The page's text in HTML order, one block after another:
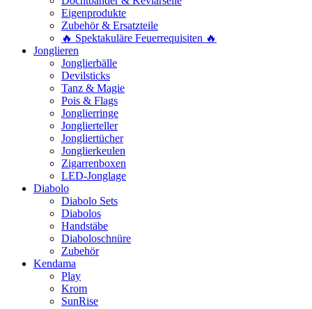
Eigenprodukte
Zubehör & Ersatzteile
🔥 Spektakuläre Feuerrequisiten 🔥
Jonglieren
Jonglierbälle
Devilsticks
Tanz & Magie
Pois & Flags
Jonglierringe
Jonglierteller
Jongliertücher
Jonglierkeulen
Zigarrenboxen
LED-Jonglage
Diabolo
Diabolo Sets
Diabolos
Handstäbe
Diaboloschnüre
Zubehör
Kendama
Play
Krom
SunRise